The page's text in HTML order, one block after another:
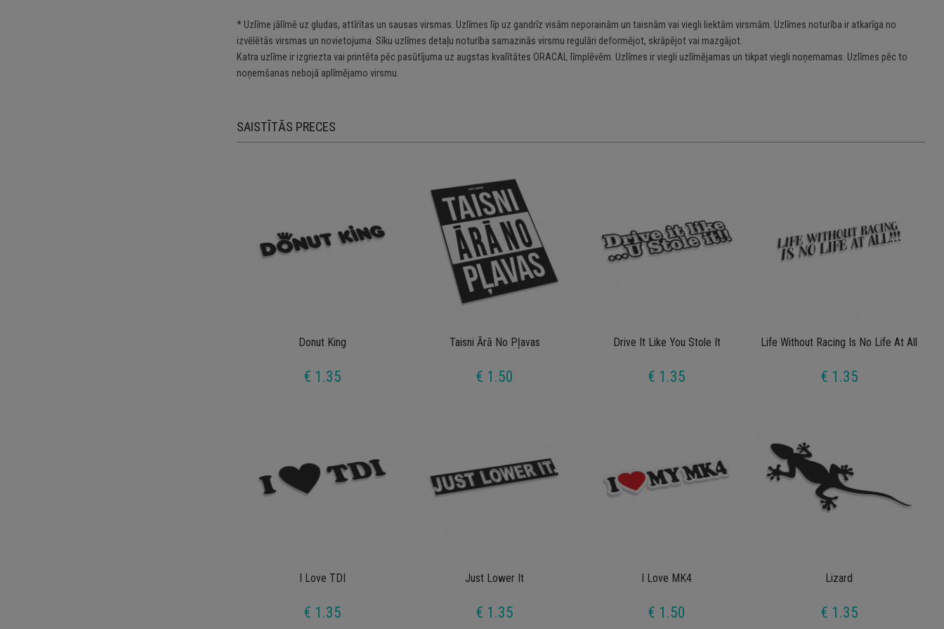
* Uzlīme jālīmē uz gludas, attīrītas un sausas virsmas. Uzlīmes līp uz gandrīz visām neporainām un taisnām vai viegli liektām virsmām. Uzlīmes noturība ir atkarīga no
izvēlētās virsmas un novietojuma. Sīku uzlīmes detaļu noturība samazinās virsmu regulāri deformējot, skrāpējot vai mazgājot.
Katra uzlīme ir izgriezta vai printēta pēc pasūtījuma uz augstas kvalītātes ORACAL līmplēvēm. Uzlīmes ir viegli uzlīmējamas un tikpat viegli noņemamas. Uzlīmes pēc to
noņemšanas nebojā aplīmējamo virsmu.
SAISTĪTĀS PRECES
Donut King
€ 1.35
Taisni Ārā No Pļavas
€ 1.50
Drive It Like You Stole It
€ 1.35
Life Without Racing Is No Life At All
€ 1.35
I Love TDI
€ 1.35
Just Lower It
€ 1.35
I Love MK4
€ 1.50
Lizard
€ 1.35